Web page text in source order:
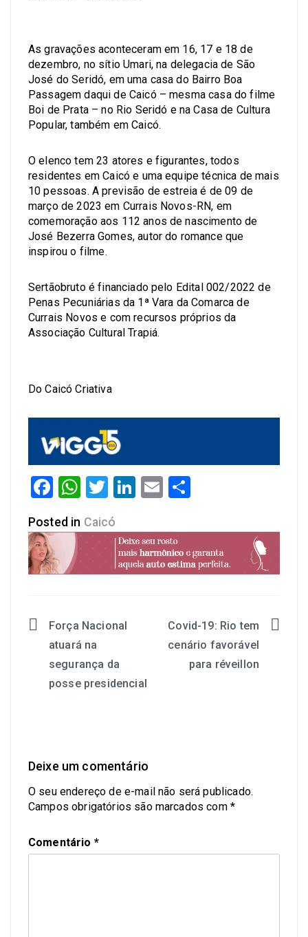
As gravações aconteceram em 16, 17 e 18 de
dezembro, no sítio Umari, na delegacia de São
José do Seridó, em uma casa do Bairro Boa
Passagem daqui de Caicó – mesma casa do filme
Boi de Prata – no Rio Seridó e na Casa de Cultura
Popular, também em Caicó.
O elenco tem 23 atores e figurantes, todos
residentes em Caicó e uma equipe técnica de mais
10 pessoas. A previsão de estreia é de 09 de
março de 2023 em Currais Novos-RN, em
comemoração aos 112 anos de nascimento de
José Bezerra Gomes, autor do romance que
inspirou o filme.
Sertãobruto é financiado pelo Edital 002/2022 de
Penas Pecuniárias da 1ª Vara da Comarca de
Currais Novos e com recursos próprios da
Associação Cultural Trapiá.
Do Caicó Criativa
Facebook
WhatsApp
Twitter
LinkedIn
Email
Posted in Caicó
Navegação
Post
Força Nacional
atuará na
segurança da
posse presidencial
Covid-19: Rio tem
cenário favorável
para réveillon
Deixe um comentário
O seu endereço de e-mail não será publicado.
Campos obrigatórios são marcados com *
Comentário *